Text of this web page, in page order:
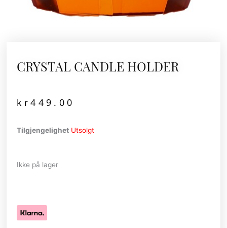
CRYSTAL CANDLE HOLDER
kr449.00
Tilgjengelighet Utsolgt
Ikke på lager